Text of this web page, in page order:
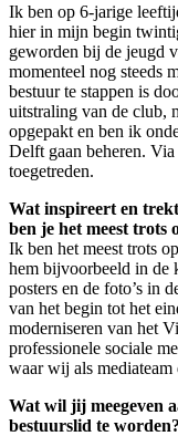
Ik ben op 6-jarige
hier in mijn begin
geworden bij de jeugd
momenteel nog steeds
bestuur te stappen is
uitstraling van de club,
opgepakt en ben ik
Delft gaan beheren.
toegetreden.
Wat inspireert en
ben je het meest trots
Ik ben het meest trots
hem bijvoorbeeld in de
posters en de foto’s in
van het begin tot het
moderniseren van het
professionele sociale
waar wij als
Wat wil jij meegeven
bestuurslid te worden?